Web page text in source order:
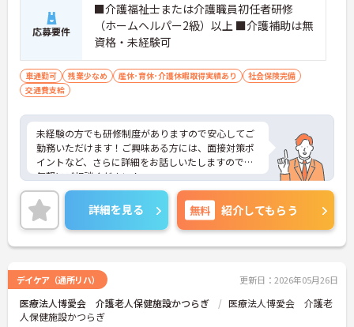
応募要件
■介護福祉士または介護職員初任者研修
（ホームヘルパー2級）以上 ■介護補助は無
資格・未経験可
車通勤可 残業少なめ 産休･育休･介護休暇取得実績あり
社会保険完備
交通費支給
未経験の方でも研修制度がありますので安心してご
勤務いただけます！ご興味ある方には、面接対策ポ
イントなど、さらに詳細をお話しいたしますのでお
気軽にご相談ください！
詳細を見る 無料 紹介してもらう
デイケア（通所リハ） 更新日：2026年05月26日
医療法人博愛会 介護老人保健施設かつらぎ
医療法人博愛会 介護老
人保健施設かつらぎ